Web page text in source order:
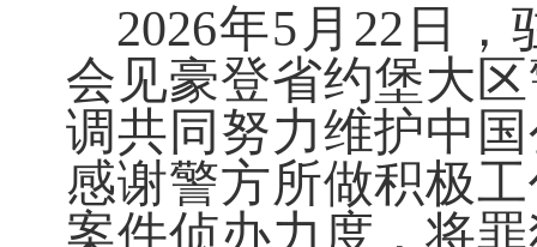
2026年5月22日
会见豪登省约堡大
调共同努力维护中
感谢警方所做积极
案件侦办力度，将